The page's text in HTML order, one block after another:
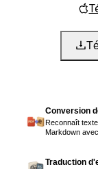
Conversion
Reconnaît
Markdown
Traduction